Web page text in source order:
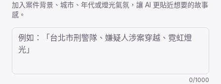
加入案件背景、城市、年代或燈光氣氛，讓 AI 更貼近想要的故事
感。
0/1000